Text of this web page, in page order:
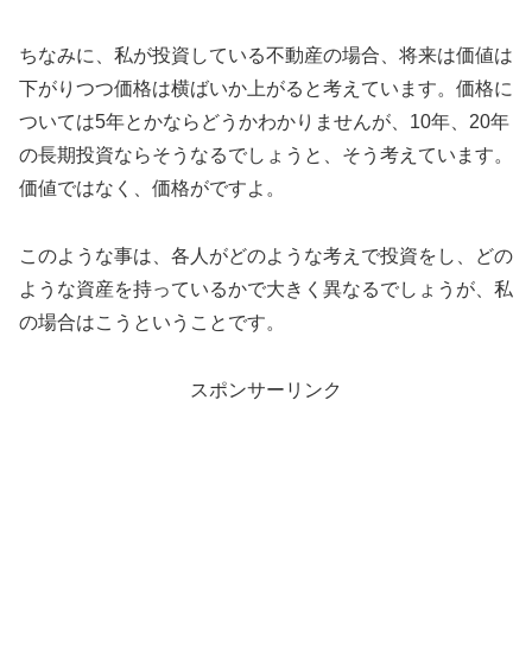
ちなみに、私が投資している不動産の場合、将来は価値は
下がりつつ価格は横ばいか上がると考えています。価格に
ついては5年とかならどうかわかりませんが、10年、20年
の長期投資ならそうなるでしょうと、そう考えています。
価値ではなく、価格がですよ。
このような事は、各人がどのような考えで投資をし、どの
ような資産を持っているかで大きく異なるでしょうが、私
の場合はこうということです。
スポンサーリンク